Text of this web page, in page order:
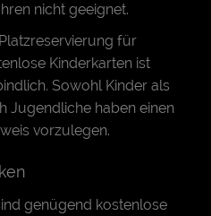
nicht geeignet.
für
Kinderkarten ist
Sowohl Kinder als
Jugendliche haben einen
vorzulegen.
genügend kostenlose